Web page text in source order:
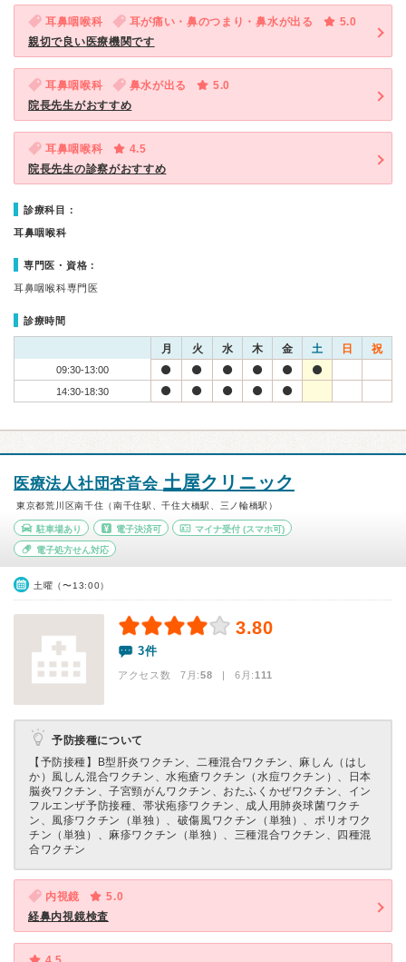
耳鼻咽喉科 耳が痛い・鼻のつまり・鼻水が出る
5.0
親切で良い医療機関です
耳鼻咽喉科 鼻水が出る
5.0
院長先生がおすすめ
耳鼻咽喉科
4.5
院長先生の診察がおすすめ
診療科目：
耳鼻咽喉科
専門医・資格：
耳鼻咽喉科専門医
診療時間
月 火 水 木 金 土 日 祝
09:30-13:00
14:30-18:30
医療法人社団杏音会 土屋クリニック
東京都荒川区南千住（南千住駅、千住大橋駅、三ノ輪橋駅）
駐車場あり 電子決済可 マイナ受付 (スマホ可)
電子処方せん対応
土曜（〜13:00）
3.80
3件
アクセス数 7月:58 | 6月:111
予防接種について
【予防接種】
B型肝炎ワクチン、二種混合ワクチン、麻しん（はし
か）風しん混合ワクチン、水疱瘡ワクチン（水痘ワクチン）、日本
脳炎ワクチン、子宮頸がんワクチン、おたふくかぜワクチン、イン
フルエンザ予防接種、帯状疱疹ワクチン、成人用肺炎球菌ワクチ
ン、風疹ワクチン（単独）、破傷風ワクチン（単独）、ポリオワク
チン（単独）、麻疹ワクチン（単独）、三種混合ワクチン、四種混
合ワクチン
内視鏡
5.0
経鼻内視鏡検査